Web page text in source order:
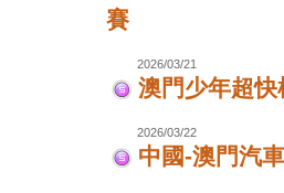
賽
2026/03/21
澳門少年超快
2026/03/22
中國-澳門汽